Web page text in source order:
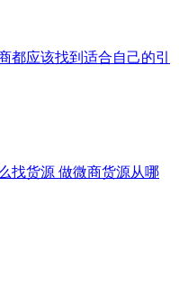
都应该找到适合自己的引
找货源 做微商货源从哪